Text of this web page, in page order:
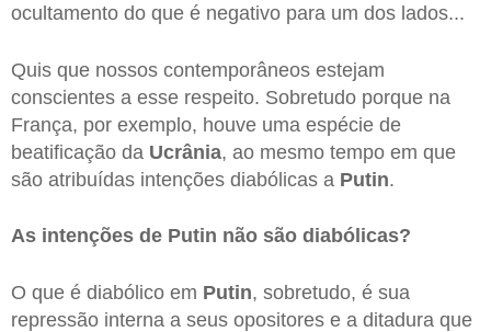
ocultamento do que é negativo para um dos lados...
Quis que nossos contemporâneos estejam
conscientes a esse respeito. Sobretudo porque na
França, por exemplo, houve uma espécie de
beatificação da Ucrânia, ao mesmo tempo em que
são atribuídas intenções diabólicas a Putin.
As intenções de Putin não são diabólicas?
O que é diabólico em Putin, sobretudo, é sua
repressão interna a seus opositores e a ditadura que